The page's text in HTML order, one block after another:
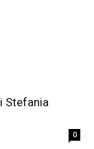
Stefania
0